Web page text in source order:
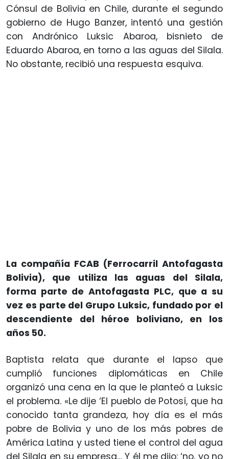
Cónsul de Bolivia en Chile, durante el segundo
gobierno de Hugo Banzer, intentó una gestión
con Andrónico Luksic Abaroa, bisnieto de
Eduardo Abaroa, en torno a las aguas del Silala.
No obstante, recibió una respuesta esquiva.
La compañía FCAB (Ferrocarril Antofagasta
Bolivia), que utiliza las aguas del Silala,
forma parte de Antofagasta PLC, que a su
vez es parte del Grupo Luksic, fundado por el
descendiente del héroe boliviano, en los
años 50.
Baptista relata que durante el lapso que
cumplió funciones diplomáticas en Chile
organizó una cena en la que le planteó a Luksic
el problema. «Le dije ‘El pueblo de Potosí, que ha
conocido tanta grandeza, hoy día es el más
pobre de Bolivia y uno de los más pobres de
América Latina y usted tiene el control del agua
del Silala en su empresa… Y él me dijo: ‘no, yo no